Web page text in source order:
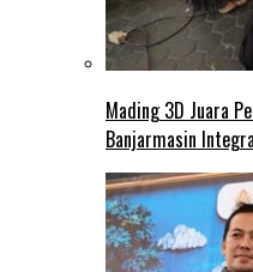
Mading 3D Juara
Banjarmasin